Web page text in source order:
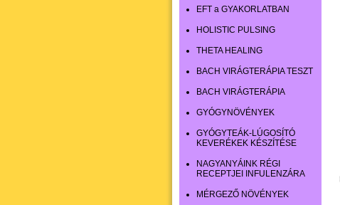
EFT a GYAKORLATBAN
HOLISTIC PULSING
THETA HEALING
BACH VIRÁGTERÁPIA TESZT
BACH VIRÁGTERÁPIA
GYÓGYNÖVÉNYEK
GYÓGYTEÁK-LÚGOSÍTÓ
KEVERÉKEK KÉSZÍTÉSE
NAGYANYÁINK RÉGI
RECEPTJEI INFULENZÁRA
MÉRGEZŐ NÖVÉNYEK